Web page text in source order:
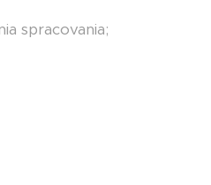
spracovania;